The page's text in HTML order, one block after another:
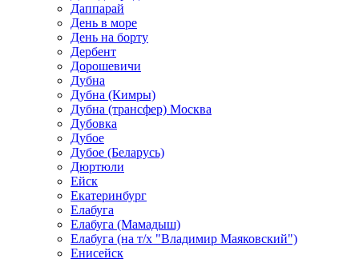
Даппарай
День в море
День на борту
Дербент
Дорошевичи
Дубна
Дубна (Кимры)
Дубна (трансфер) Москва
Дубовка
Дубое
Дубое (Беларусь)
Дюртюли
Ейск
Екатеринбург
Елабуга
Елабуга (Мамадыш)
Елабуга (на т/х "Владимир Маяковский")
Енисейск